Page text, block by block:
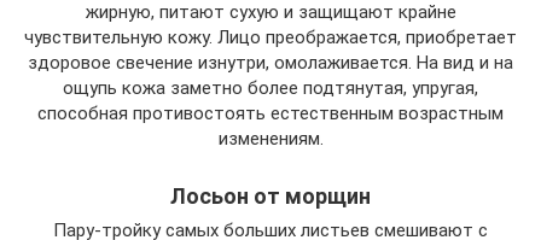
жирную, питают сухую и защищают крайне
чувствительную кожу. Лицо преображается, приобретает
здоровое свечение изнутри, омолаживается. На вид и на
ощупь кожа заметно более подтянутая, упругая,
способная противостоять естественным возрастным
изменениям.
Лосьон от морщин
Пару-тройку самых больших листьев смешивают с